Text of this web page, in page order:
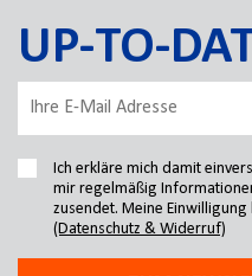
UP-TO-
Ich erkläre mich damit
mir regelmäßig
zusendet. Meine
(Datenschutz & Widerruf)